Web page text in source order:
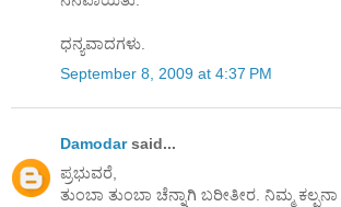
ಧನ್ಯವಾದಗಳು.
September 8, 2009 at 4:37 PM
Damodarsaid...
ಪ್ರಭುವರೆ,
ತುಂಬಾ ತುಂಬಾ ಚೆನ್ನಾಗಿ ಬರೀತೀರ. ನಿಮ್ಮ